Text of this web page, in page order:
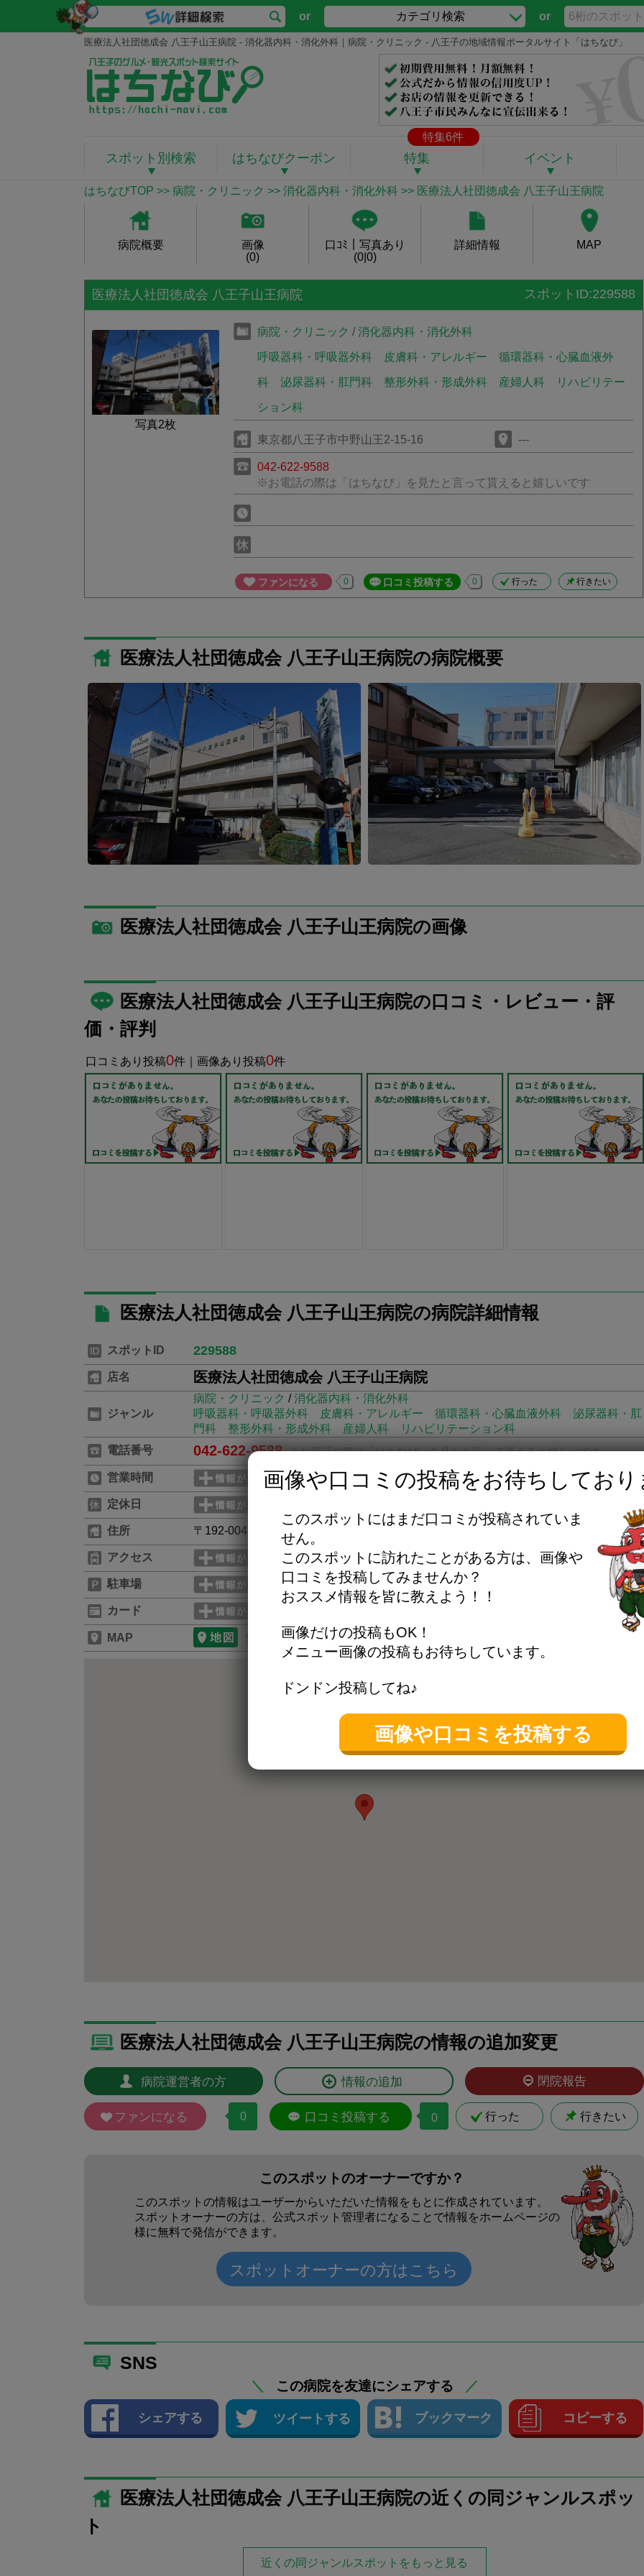
or カテゴリ検索 or
医療法人社団徳成会 八王子山王病院 - 消化器内科・消化外科｜病院・クリニック - 八王子の地域情報ポータルサイト「はちなび」
特集6件
スポット別検索 はちなびクーポン 特集 イベント
はちなびTOP >> 病院・クリニック >> 消化器内科・消化外科 >> 医療法人社団徳成会 八王子山王病院
病院概要
画像
(0)
口ｺﾐ｜写真あり
(0|0)
詳細情報 MAP
医療法人社団徳成会 八王子山王病院 スポットID:229588
写真2枚
病院・クリニック / 消化器内科・消化外科
呼吸器科・呼吸器外科 皮膚科・アレルギー 循環器科・心臓血液外
科 泌尿器科・肛門科 整形外科・形成外科 産婦人科 リハビリテー
ション科
東京都八王子市中野山王2-15-16 ---
042-622-9588
※お電話の際は「はちなび」を見たと言って貰えると嬉しいです
ファンになる 0 口コミ投稿する 0 行った 行きたい
医療法人社団徳成会 八王子山王病院の病院概要
医療法人社団徳成会 八王子山王病院の画像
医療法人社団徳成会 八王子山王病院の口コミ・レビュー・評
価・評判
口コミあり投稿0件｜画像あり投稿0件
医療法人社団徳成会 八王子山王病院の病院詳細情報
スポットID 229588
店名 医療法人社団徳成会 八王子山王病院
ジャンル
病院・クリニック /消化器内科・消化外科
呼吸器科・呼吸器外科
皮膚科・アレルギー 循環器科・心臓血液外科
泌尿器科・肛
門科
整形外科・形成外科 産婦人科
リハビリテーション科
電話番号
042-622-9588 ※お電話の際は「はちなび」を見たと言って貰えると嬉しいです
営業時間
定休日
住所 〒192-0042 東京都八王子市中野山王2-15-16
アクセス
駐車場
カード
MAP 別のタブで開きます 位置情報を更新する
医療法人社団徳成会 八王子山王病院の情報の追加変更
病院運営者の方 情報の追加 閉院報告
ファンになる 0 口コミ投稿する 0 行った 行きたい
このスポットのオーナーですか？
このスポットの情報はユーザーからいただいた情報をもとに作成されています。
スポットオーナーの方は、公式スポット管理者になることで情報をホームページの
様に無料で発信ができます。
スポットオーナーの方はこちら
SNS
＼ この病院を友達にシェアする ／
シェアする ツイートする ブックマーク コピーする
医療法人社団徳成会 八王子山王病院の近くの同ジャンルスポッ
ト
近くの同ジャンルスポットをもっと見る
画像や口コミの投稿をお待ちしており
このスポットにはまだ口コミが投稿されていま
せん。
このスポットに訪れたことがある方は、画像や
口コミを投稿してみませんか？
おススメ情報を皆に教えよう！！
画像だけの投稿もOK！
メニュー画像の投稿もお待ちしています。
ドンドン投稿してね♪
画像や口コミを投稿する